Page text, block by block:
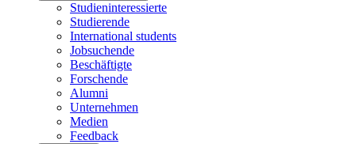
Studieninteressierte
Studierende
International students
Jobsuchende
Beschäftigte
Forschende
Alumni
Unternehmen
Medien
Feedback